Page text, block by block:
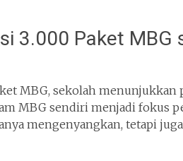
3.000 Paket MBG
MBG, sekolah menunjukkan
MBG sendiri menjadi fokus
mengenyangkan, tetapi